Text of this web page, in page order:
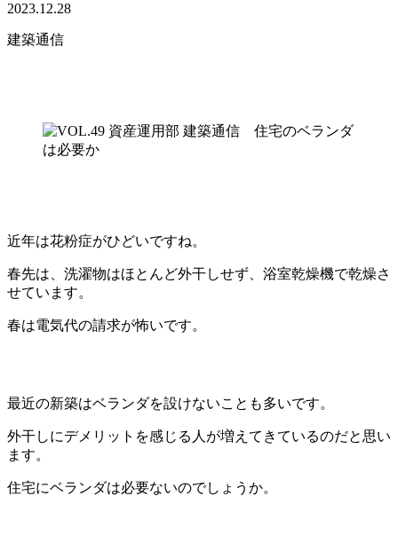
2023.12.28
建築通信
近年は花粉症がひどいですね。
春先は、洗濯物はほとんど外干しせず、浴室乾燥機で乾燥さ
せています。
春は電気代の請求が怖いです。
最近の新築はベランダを設けないことも多いです。
外干しにデメリットを感じる人が増えてきているのだと思い
ます。
住宅にベランダは必要ないのでしょうか。